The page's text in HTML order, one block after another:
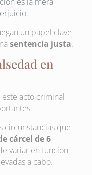
un papel clave
sentencia justa.
en
acto criminal
circunstancias que
cárcel de 6
variar en función
a cabo.